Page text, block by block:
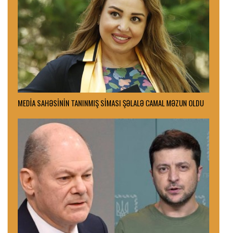
MEDİA SAHƏSİNİN TANINMIŞ SİMASI ŞƏLALƏ CAMAL MƏZUN OLDU